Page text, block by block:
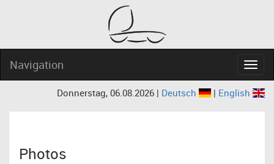
Navigation
Donnerstag, 06.08.2026 | Deutsch | English
Photos